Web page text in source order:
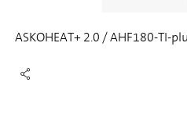
ASKOHEAT+ 2.0 / AHF180-TI-